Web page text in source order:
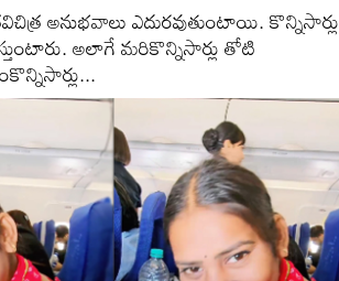
అనుభవాలు ఎదురవుతుంటాయి. కొన్నిసార్లు
అలాగే మరికొన్నిసార్లు తోటి